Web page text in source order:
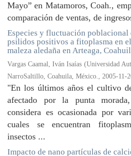
Mayo” en Matamoros, Coah.,
comparación de ventas, de
Especies y fluctuación
psilidos positivos a fitoplasma en
maleza aledaña en Arteaga,
Vargas Caamal, Iván Isaías (Universidad
NarroSaltillo, Coahuila, México., 2005-11-
"En los últimos años el cultivo
afectado por la punta
considera es ocasionada por
cuales se encuentran
insectos ...
Impacto de nano partículas de